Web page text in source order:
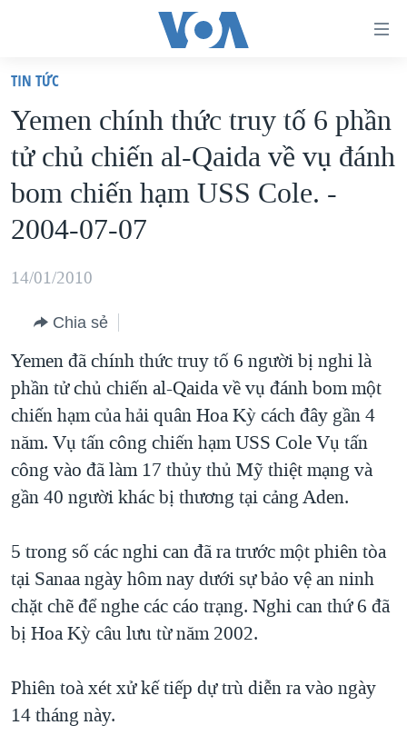
truy
cập
Tới
nội
chính
Tới
hướng
chính
tới
"Tìm"
VIỆT NAM
HOA KỲ
BIỂN ĐÔNG
THẾ GIỚI
MỤC
TỰ DO BÁO CHÍ
VẠCH TRẦN TIN GIẢ
NGƯỜI VIỆT HẢI NGOẠI
KINH TẾ
SỨC KHOẺ
VĂN HOÁ
CHUYÊN ĐỀ
CHIẾN TRANH THƯƠNG MẠI CỦA MỸ: QUÁ KHỨ VÀ HIỆN
TẠI
HÀNH TRÌNH BẦU CỬ 2024
MỘT NĂM CHIẾN TRANH TẠI DẢI GAZA
GIẢI MÃ VÀNH ĐAI & CON ĐƯỜNG
NGÀY TỊ NẠN THẾ GIỚI
TRỊNH VĨNH BÌNH - NGƯỜI HẠ 'BÊN THẮNG CUỘC'
GROUND ZERO – XƯA VÀ NAY
CHI PHÍ CHIẾN TRANH AFGHANISTAN
THƯỢNG ĐỈNH TRUMP-KIM TẠI VIỆT NAM
HỌC TIẾNG ANH
VIDEO
NGHE
MẠNG XÃ HỘI
Ngôn ngữ khác
TIN TỨC
Yemen chính thức truy tố 6 phần
tử chủ chiến al-Qaida về vụ đánh
bom chiến hạm USS Cole. -
2004-07-07
14/01/2010
Chia sẻ
Yemen đã chính thức truy tố 6 người bị nghi là
phần tử chủ chiến al-Qaida về vụ đánh bom một
chiến hạm của hải quân Hoa Kỳ cách đây gần 4
năm. Vụ tấn công chiến hạm USS Cole Vụ tấn
công vào đã làm 17 thủy thủ Mỹ thiệt mạng và
gần 40 người khác bị thương tại cảng Aden.
5 trong số các nghi can đã ra trước một phiên tòa
tại Sanaa ngày hôm nay dưới sự bảo vệ an ninh
chặt chẽ để nghe các cáo trạng. Nghi can thứ 6 đã
bị Hoa Kỳ câu lưu từ năm 2002.
Phiên toà xét xử kế tiếp dự trù diễn ra vào ngày
14 tháng này.